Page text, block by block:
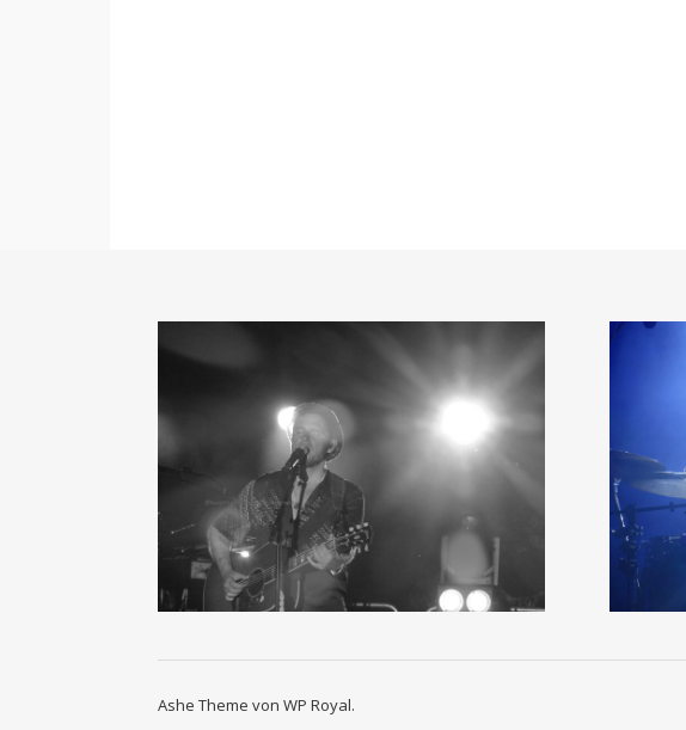
Ashe Theme von WP Royal.